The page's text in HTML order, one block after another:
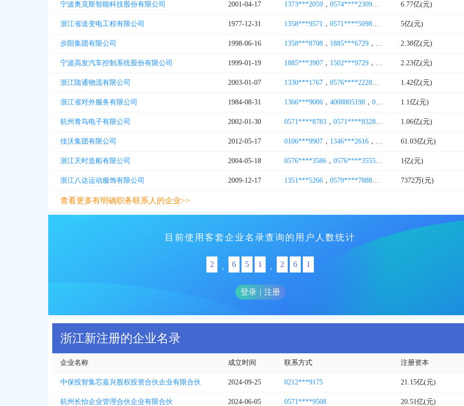
宁波奥克斯智能科技股份有限公司 2001-04-17 1373***2059 ， 0574****2309， 1373***8936，0574****2306
6.77亿(元)
浙江省送变电工程有限公司 1977-12-31 1358***9571 ， 0571****5098， 0571****7186，
5亿(元)
步阳集团有限公司 1998-06-16 1358***8708 ， 1885***6729 ， 0579****1336，0579****1787
2.38亿(元)
宁波高发汽车控制系统股份有限公司 1999-01-19 1885***3907 ， 1502***9729 ， 1398***9906，1786***6800
2.23亿(元)
浙江陆通物流有限公司 2003-01-07 1330***1767 ， 0576****2228， 1377***2526，1331***7901
1.42亿(元)
浙江省对外服务有限公司 1984-08-31 1366***9086 ， 4008805198 ， 0571***4926 ，0571****9866
1.1亿(元)
杭州青鸟电子有限公司 2002-01-30 0571****8783 ， 0571****8328， 1375***1118
1.06亿(元)
佳沃集团有限公司 2012-05-17 0106***9907 ， 1346***2616 ， 1380***8000，0106***9922
61.03亿(元)
浙江天时造船有限公司 2004-05-18 0576****3586 ， 0576****3555， 0576****3588
1亿(元)
浙江八达运动服饰有限公司 2009-12-17 1351***5266 ， 0579****7888， 1807***8866，0579****7881
7372万(元)
查看更多有明确职务联系人的企业>>
目前使用客套企业名录查询的用户人数统计
2 , 6 5 1 , 2 6 1
登录 | 注册
浙江新注册的企业名录
企业名称 成立时间 联系方式 注册资本
中保投智集芯嘉兴股权投资合伙企业有限合伙 2024-09-25 0212***9175 21.15亿(元)
杭州长怡企业管理合伙企业有限合伙 2024-06-05 0571****9508 20.51亿(元)